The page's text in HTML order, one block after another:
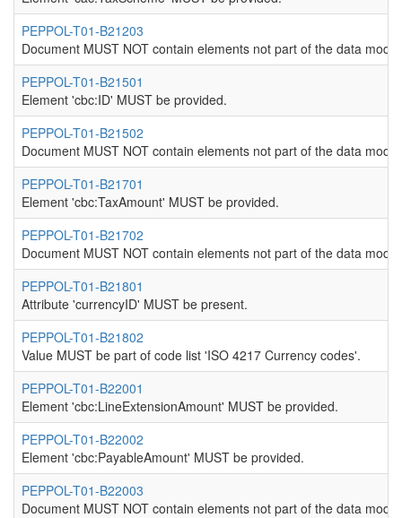
PEPPOL-T01-B21203
Document MUST NOT contain elements not part of the data
PEPPOL-T01-B21501
Element 'cbc:ID' MUST be provided.
PEPPOL-T01-B21502
Document MUST NOT contain elements not part of the data
PEPPOL-T01-B21701
Element 'cbc:TaxAmount' MUST be provided.
PEPPOL-T01-B21702
Document MUST NOT contain elements not part of the data
PEPPOL-T01-B21801
Attribute 'currencyID' MUST be present.
PEPPOL-T01-B21802
Value MUST be part of code list 'ISO 4217 Currency codes'.
PEPPOL-T01-B22001
Element 'cbc:LineExtensionAmount' MUST be provided.
PEPPOL-T01-B22002
Element 'cbc:PayableAmount' MUST be provided.
PEPPOL-T01-B22003
Document MUST NOT contain elements not part of the data